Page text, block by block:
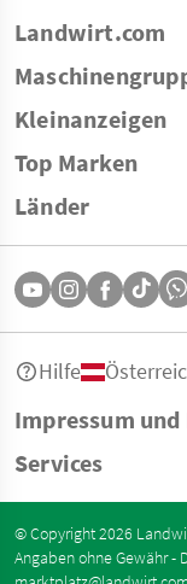
Landwirt.com
Kleinanzeigen
Top Marken
Länder
Impressum
Services
Hilfe
© Copyright 2026
Angaben ohne Gewähr -